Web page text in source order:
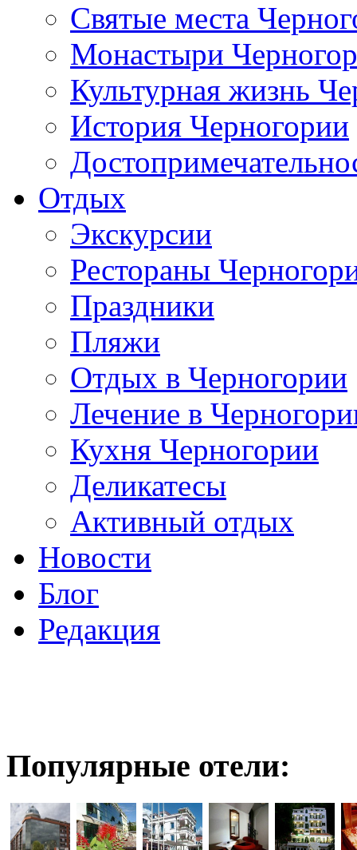
Святые места
Монастыри
Культурная жизнь
История Черногории
Отдых
Экскурсии
Рестораны
Праздники
Пляжи
Отдых в Черногории
Лечение в
Кухня Черногории
Деликатесы
Активный отдых
Новости
Блог
Редакция
Популярные отели: